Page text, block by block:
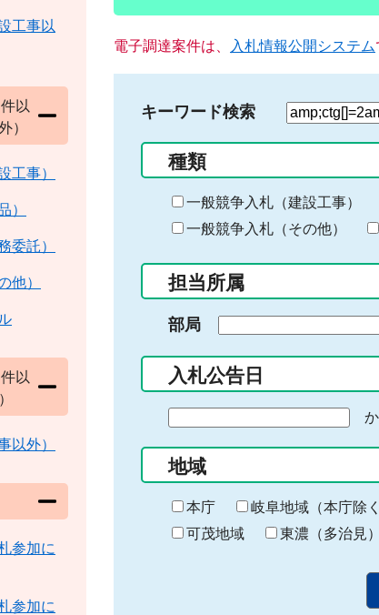
電子調達案件は、 入札情報公開システム
キーワード検索
検
る
キ
ー
ー
入
力
種類
一般競争入札（建設工事）
一般競争入札（その他）
担当所属
部局
入札公告日
の
始
ま
り
地域
本庁 岐阜地域（本庁除く
可茂地域
東濃（多治見
工事以
以
）
工事）
）
委託）
他）
以
以外）
参加に
参加に